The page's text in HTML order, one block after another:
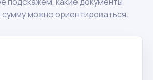
сумму можно ориентироваться.